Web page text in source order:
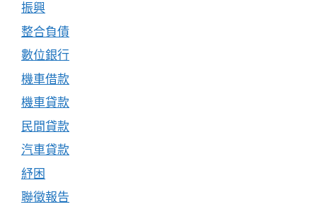
振興
整合負債
數位銀行
機車借款
機車貸款
民間貸款
汽車貸款
紓困
聯徵報告